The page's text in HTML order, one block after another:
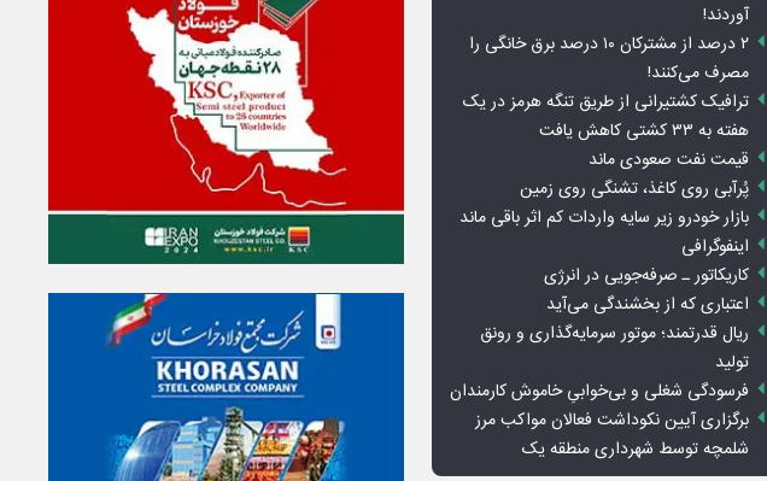
آوردند!
۲ درصد از مشترکان ۱۰ درصد برق خانگی را
مصرف می‌کنند!
ترافیک کشتیرانی از طریق تنگه هرمز در یک
هفته به ۳۳ کشتی کاهش یافت
قیمت نفت صعودی ماند
پُرآبی روی کاغذ، تشنگی روی زمین
بازار خودرو زیر سایه واردات کم اثر باقی ماند
اینفوگرافی
کاریکاتور ـ صرفه‌جویی در انرژی
اعتباری که از بخشندگی می‌آید
ریال قدرتمند؛ موتور سرمایه‌گذاری و رونق
تولید
فرسودگی شغلی و بی‌خوابیِ خاموش کارمندان
برگزاری آیین نکوداشت فعالان مواکب مرز
شلمچه توسط شهرداری منطقه یک